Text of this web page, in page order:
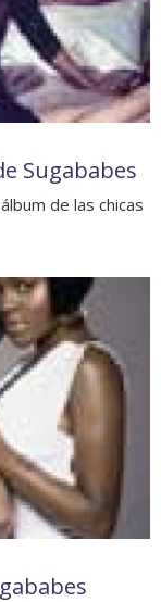
Sugababes
de las chicas